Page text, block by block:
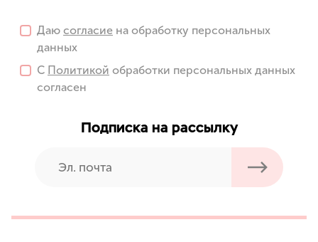
Даю согласие на обработку персональных
данных
С Политикой обработки персональных данных
согласен
Подписка на рассылку